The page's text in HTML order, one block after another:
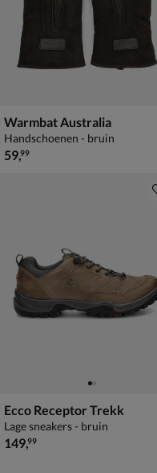
Warmbat Australia
Handschoenen - bruin
€ 59,99
59,99
Ecco Receptor Trekk
Lage sneakers - bruin
€ 149,99
149,99